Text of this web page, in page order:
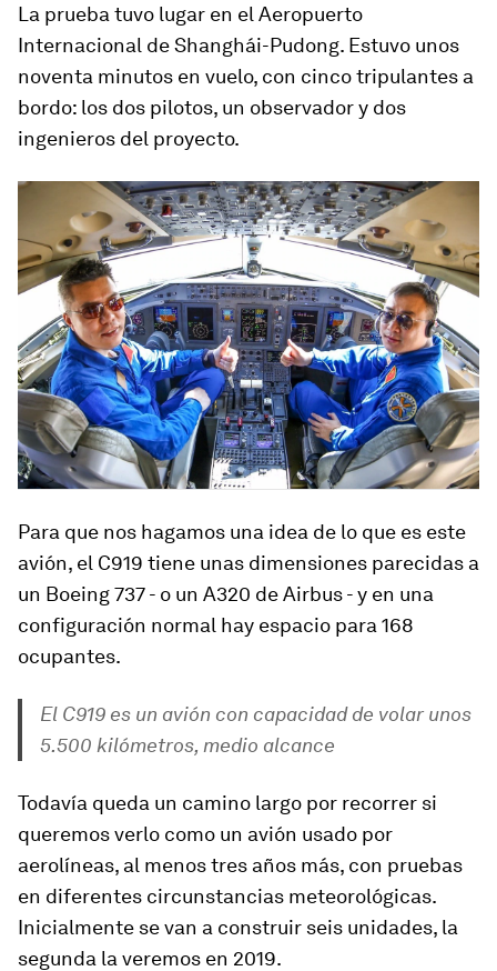
La prueba tuvo lugar en el Aeropuerto
Internacional de Shanghái-Pudong. Estuvo unos
noventa minutos en vuelo, con cinco tripulantes a
bordo: los dos pilotos, un observador y dos
ingenieros del proyecto.
Para que nos hagamos una idea de lo que es este
avión, el C919 tiene unas dimensiones parecidas a
un Boeing 737 - o un A320 de Airbus - y en una
configuración normal hay espacio para 168
ocupantes.
El C919 es un avión con capacidad de volar unos
5.500 kilómetros, medio alcance
Todavía queda un camino largo por recorrer si
queremos verlo como un avión usado por
aerolíneas, al menos tres años más, con pruebas
en diferentes circunstancias meteorológicas.
Inicialmente se van a construir seis unidades, la
segunda la veremos en 2019.